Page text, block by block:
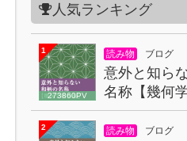
人気ランキング
1
273860PV
読み物 ブログ
意外と知ら
名称【幾何
2 読み物 ブログ